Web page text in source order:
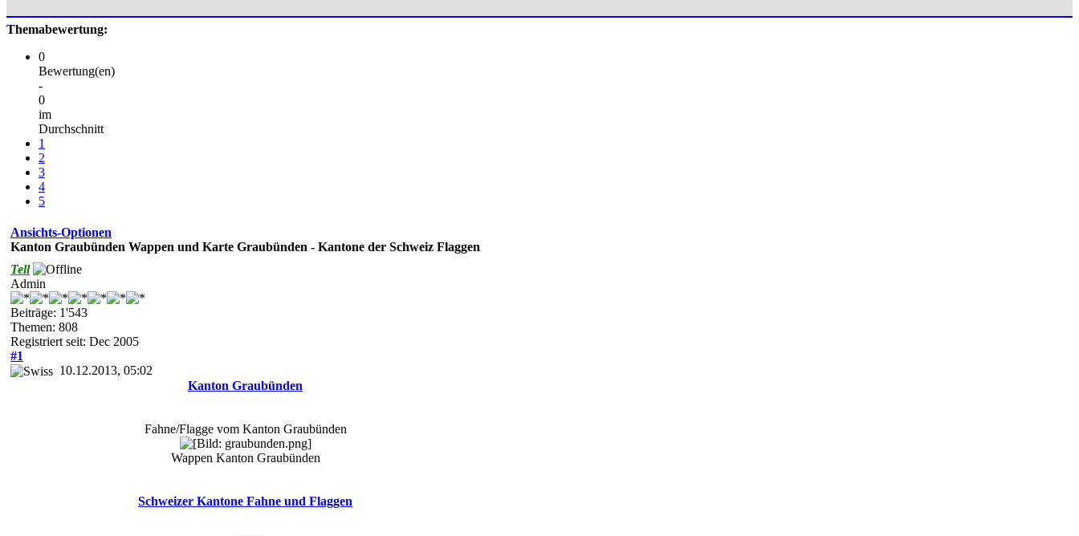
Themabewertung:
0
Bewertung(en)
-
0
im
Durchschnitt
1
2
3
4
5
Ansichts-Optionen
Kanton Graubünden Wappen und Karte Graubünden - Kantone der Schweiz Flaggen
Tell
Admin
Beiträge: 1'543
Themen: 808
Registriert seit: Dec 2005
#1
10.12.2013, 05:02
Kanton Graubünden
Fahne/Flagge vom Kanton Graubünden
Wappen Kanton Graubünden
Schweizer Kantone Fahne und Flaggen